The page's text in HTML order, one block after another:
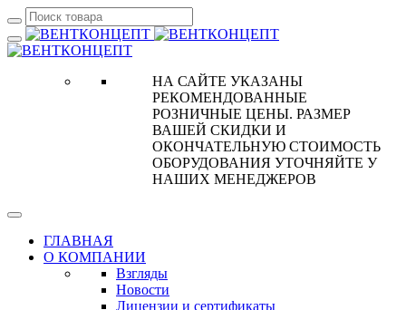
НА САЙТЕ УКАЗАНЫ
РЕКОМЕНДОВАННЫЕ
РОЗНИЧНЫЕ ЦЕНЫ. РАЗМЕР
ВАШЕЙ СКИДКИ И
ОКОНЧАТЕЛЬНУЮ СТОИМОСТЬ
ОБОРУДОВАНИЯ УТОЧНЯЙТЕ У
НАШИХ МЕНЕДЖЕРОВ
ГЛАВНАЯ
О КОМПАНИИ
Взгляды
Новости
Лицензии и сертификаты